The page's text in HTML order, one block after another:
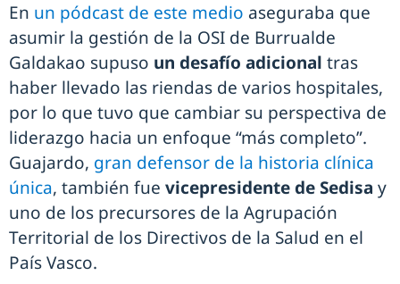
En un pódcast de este medio aseguraba que
asumir la gestión de la OSI de Burrualde
Galdakao supuso un desafío adicional tras
haber llevado las riendas de varios hospitales,
por lo que tuvo que cambiar su perspectiva de
liderazgo hacia un enfoque “más completo”.
Guajardo, gran defensor de la historia clínica
única, también fue vicepresidente de Sedisa y
uno de los precursores de la Agrupación
Territorial de los Directivos de la Salud en el
País Vasco.